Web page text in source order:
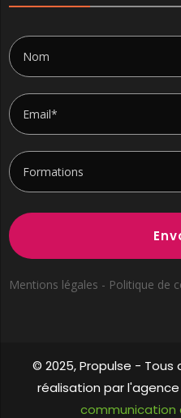
Mentions légales - Politique de
© 2025, Propulse - Tous
réalisation par l'agence
communication